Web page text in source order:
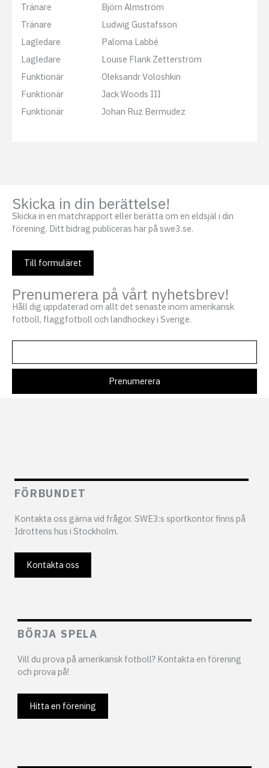
Tränare
Björn Almström
Tränare
Ludwig Gustafsson
Lagledare
Paloma Labbé
Lagledare
Louise Flank Zetterström
Funktionär
Oleksandr Voloshkin
Funktionär
Jack Woods III
Funktionär
Johan Ruz Bermudez
Skicka in din berättelse!
Skicka in en matchrapport eller berätta om en eldsjäl i din
förening. Ditt bidrag publiceras här på swe3.se.
Till formuläret
Prenumerera på vårt nyhetsbrev!
Håll dig uppdaterad om allt det senaste inom amerikansk
fotboll, flaggfotboll och landhockey i Sverige.
FÖRBUNDET
Kontakta oss gärna vid frågor. SWE3:s sportkontor finns på
Idrottens hus i Stockholm.
Kontakta oss
BÖRJA SPELA
Vill du prova på amerikansk fotboll? Kontakta en förening
och prova på!
Hitta en förening